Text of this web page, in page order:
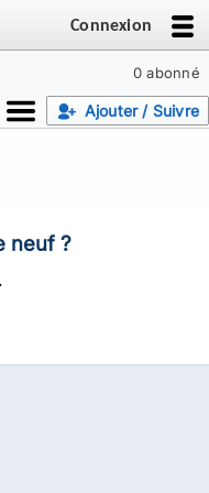
Connexion
0 abonné
Ajouter / Suivre
neuf ?